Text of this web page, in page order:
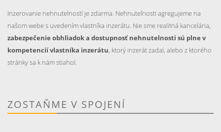
Inzerovanie nehnutelností je zdarma. Nehnuteľnosti agregujeme na
našom webe s uvedením vlastníka inzerátu. Nie sme realitná kancelária,
zabezpečenie obhliadok a dostupnosť nehnutelnosti sú plne v
kompetencií vlastníka inzerátu, ktorý inzerát zadal, alebo z ktorého
stránky sa k nám stiahol.
ZOSTAŇME V SPOJENÍ